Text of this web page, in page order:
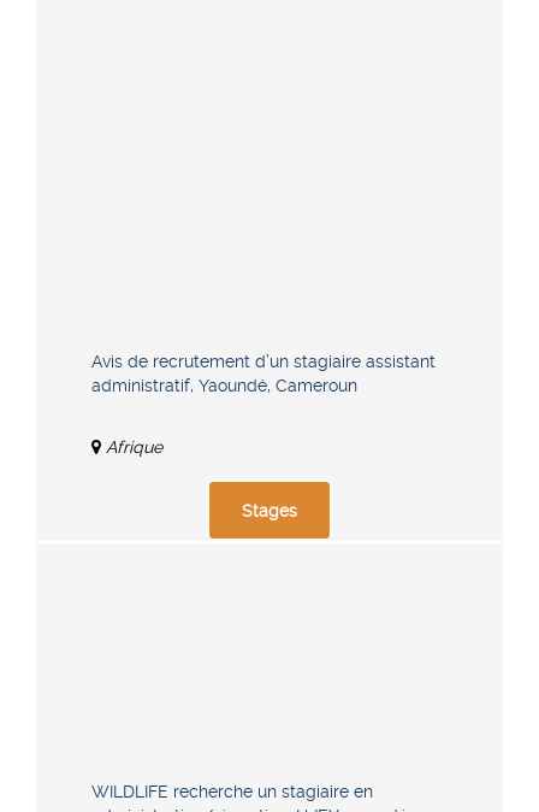
Avis de recrutement d’un stagiaire assistant
administratif, Yaoundé, Cameroun
Afrique
Stages
WILDLIFE recherche un stagiaire en